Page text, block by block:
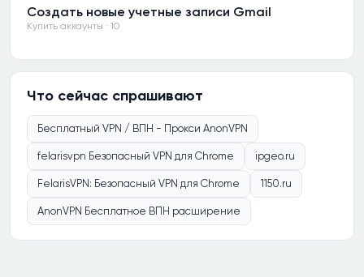
Создать новые учетные записи Gmail
Купить аккаунты · 10
Что сейчас спрашивают
Бесплатный VPN / ВПН - Прокси AnonVPN
felarisvpn Безопасный VPN для Chrome ipgeo.ru
FelarisVPN: Безопасный VPN для Chrome 1150.ru
AnonVPN Бесплатное ВПН расширение